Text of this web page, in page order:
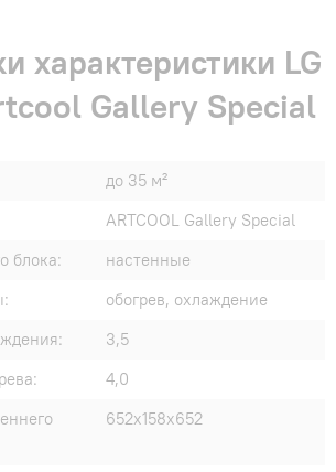
характеристики LG
Gallery Special
до 35 м²
ARTCOOL Gallery Special
блока:
настенные
обогрев, охлаждение
3,5
4,0
652x158x652